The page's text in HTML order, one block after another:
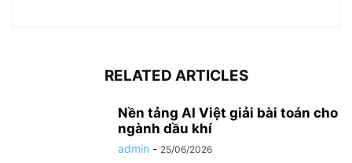
RELATED ARTICLES
Nền tảng AI Việt giải bài toán cho
ngành dầu khí
admin - 25/06/2026